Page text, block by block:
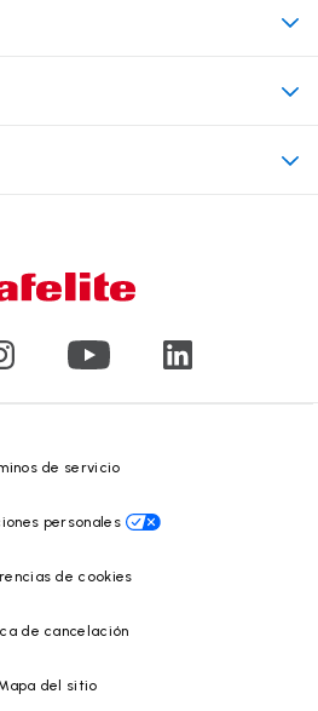
comerciales y de gran tamaño
de servicio
personales
de cookies
de cancelación
del sitio